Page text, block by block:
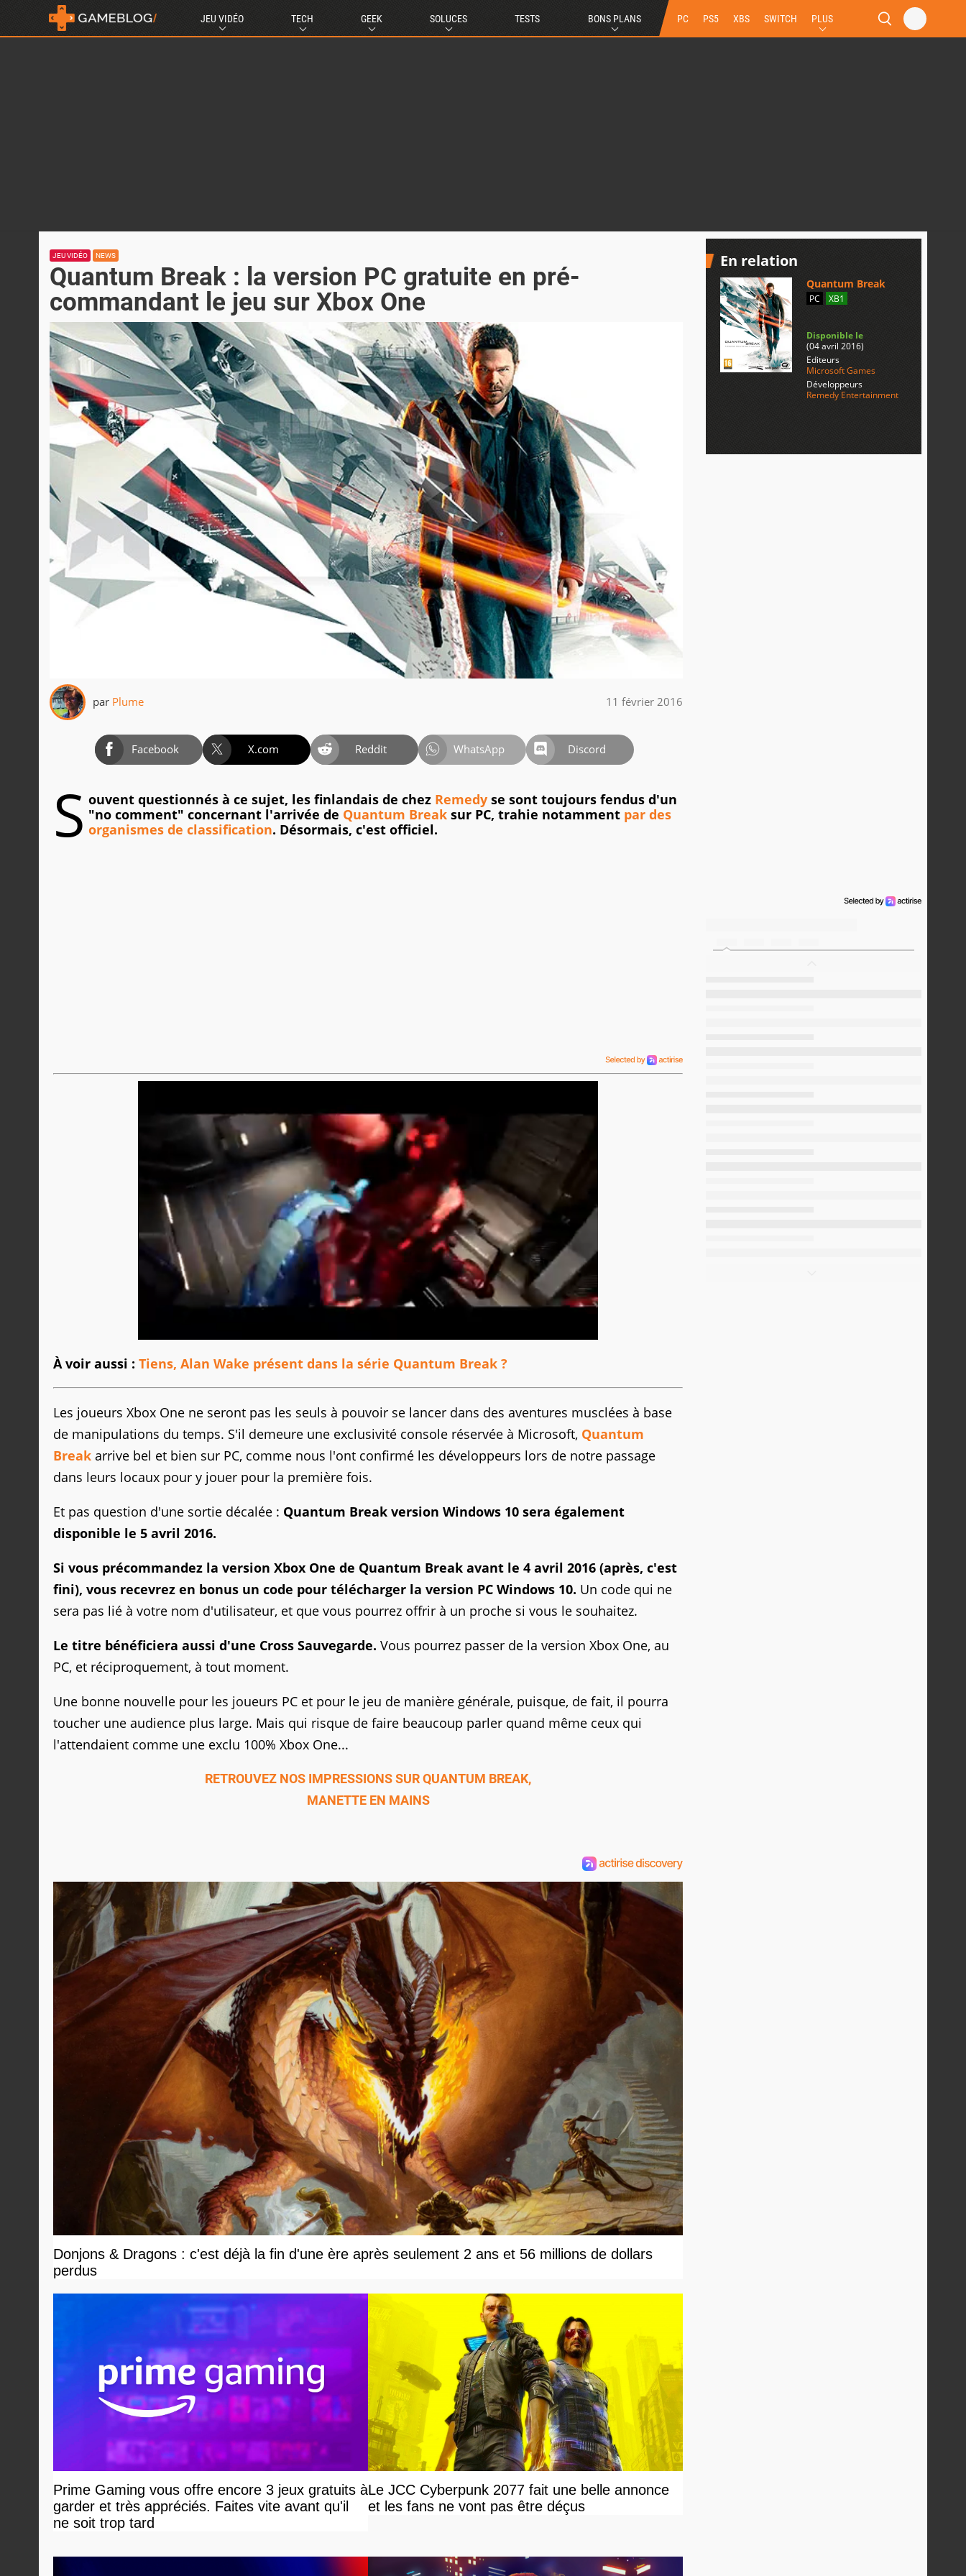
JEU VIDÉO TECH GEEK SOLUCES TESTS BONS PLANS PC PS5 XBS SWITCH PLUS
JEU VIDÉO NEWS
Quantum Break : la version PC gratuite en pré-
commandant le jeu sur Xbox One
par Plume 11 février 2016
Facebook X.com Reddit WhatsApp Discord
S ouvent questionnés à ce sujet, les finlandais de chez Remedy se sont toujours fendus d'un
"no comment" concernant l'arrivée de Quantum Break sur PC, trahie notamment par des
organismes de classification. Désormais, c'est officiel.
À voir aussi : Tiens, Alan Wake présent dans la série Quantum Break ?
Les joueurs Xbox One ne seront pas les seuls à pouvoir se lancer dans des aventures musclées à base
de manipulations du temps. S'il demeure une exclusivité console réservée à Microsoft, Quantum
Break arrive bel et bien sur PC, comme nous l'ont confirmé les développeurs lors de notre passage
dans leurs locaux pour y jouer pour la première fois.
Et pas question d'une sortie décalée : Quantum Break version Windows 10 sera également
disponible le 5 avril 2016.
Si vous précommandez la version Xbox One de Quantum Break avant le 4 avril 2016 (après, c'est
fini), vous recevrez en bonus un code pour télécharger la version PC Windows 10. Un code qui ne
sera pas lié à votre nom d'utilisateur, et que vous pourrez offrir à un proche si vous le souhaitez.
Le titre bénéficiera aussi d'une Cross Sauvegarde. Vous pourrez passer de la version Xbox One, au
PC, et réciproquement, à tout moment.
Une bonne nouvelle pour les joueurs PC et pour le jeu de manière générale, puisque, de fait, il pourra
toucher une audience plus large. Mais qui risque de faire beaucoup parler quand même ceux qui
l'attendaient comme une exclu 100% Xbox One...
RETROUVEZ NOS IMPRESSIONS SUR QUANTUM BREAK,
MANETTE EN MAINS
Donjons & Dragons : c'est déjà la fin d'une ère après seulement 2 ans et 56 millions de dollars
perdus
Prime Gaming vous offre encore 3 jeux gratuits à
garder et très appréciés. Faites vite avant qu'il
ne soit trop tard
Le JCC Cyberpunk 2077 fait une belle annonce
et les fans ne vont pas être déçus
En relation
Quantum Break
PC XB1
Disponible le
(04 avril 2016)
Editeurs
Microsoft Games
Développeurs
Remedy Entertainment